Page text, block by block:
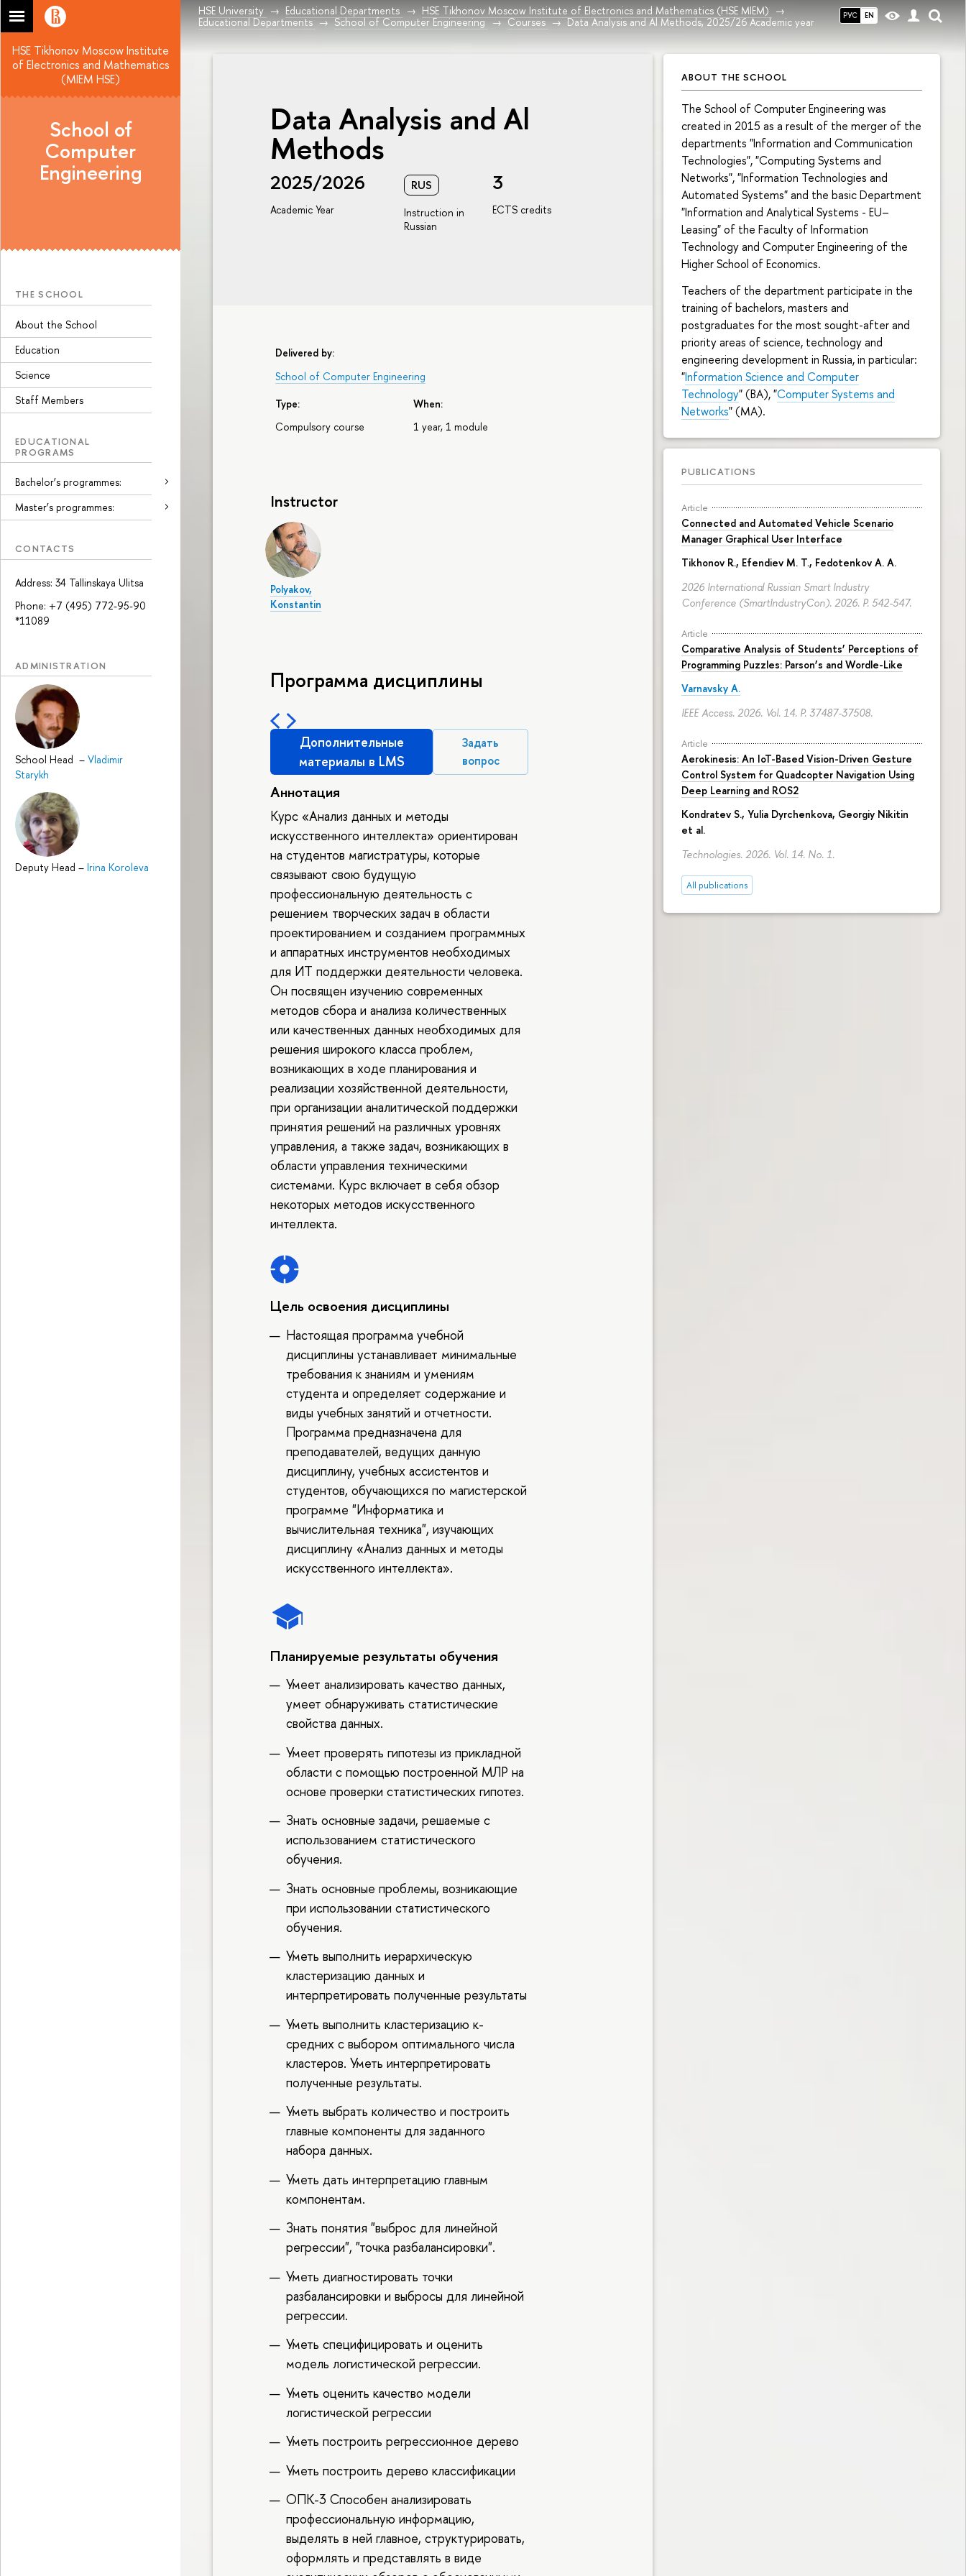
РУС EN
HSE University Educational Departments
HSE Tikhonov Moscow Institute of Electronics and Mathematics (HSE MIEM)
Educational Departments
School of Computer Engineering Courses Data Analysis and Al Methods, 2025/26 Academic year
HSE Tikhonov Moscow Institute
of Electronics and Mathematics
(MIEM HSE)
School of
Computer
Engineering
THE SCHOOL
About the School
Education
Science
Staff Members
EDUCATIONAL
PROGRAMS
Bachelor’s programmes:
Master’s programmes:
CONTACTS
Address: 34 Tallinskaya Ulitsa
Phone: +7 (495) 772-95-90
*11089
ADMINISTRATION
School Head – Vladimir
Starykh
Deputy Head – Irina Koroleva
ABOUT THE SCHOOL
The School of Computer Engineering was
created in 2015 as a result of the merger of the
departments "Information and Communication
Technologies", "Computing Systems and
Networks", "Information Technologies and
Automated Systems" and the basic Department
"Information and Analytical Systems - EU–
Leasing" of the Faculty of Information
Technology and Computer Engineering of the
Higher School of Economics.
Teachers of the department participate in the
training of bachelors, masters and
postgraduates for the most sought-after and
priority areas of science, technology and
engineering development in Russia, in particular:
"Information Science and Computer
Technology" (BA), "Computer Systems and
Networks" (MA).
PUBLICATIONS
Article
Connected and Automated Vehicle Scenario
Manager Graphical User Interface
Tikhonov R., Efendiev M. T., Fedotenkov A. A.
2026 International Russian Smart Industry
Conference (SmartIndustryCon). 2026. P. 542-547.
Article
Comparative Analysis of Students’ Perceptions of
Programming Puzzles: Parson’s and Wordle-Like
Varnavsky A.
IEEE Access. 2026. Vol. 14. P. 37487-37508.
Article
Aerokinesis: An IoT-Based Vision-Driven Gesture
Control System for Quadcopter Navigation Using
Deep Learning and ROS2
Kondratev S., Yulia Dyrchenkova, Georgiy Nikitin
et al.
Technologies. 2026. Vol. 14. No. 1.
All publications
Data Analysis and Al
Methods
2025/2026
Academic Year
RUS
Instruction in
Russian
3
ECTS credits
Delivered by:
School of Computer Engineering
Type:
Compulsory course
When:
1 year, 1 module
Instructor
Polyakov,
Konstantin
Программа дисциплины
Дополнительные
материалы в LMS
Задать
вопрос
Аннотация
Курс «Анализ данных и методы
искусственного интеллекта» ориентирован
на студентов магистратуры, которые
связывают свою будущую
профессиональную деятельность с
решением творческих задач в области
проектированием и созданием программных
и аппаратных инструментов необходимых
для ИТ поддержки деятельности человека.
Он посвящен изучению современных
методов сбора и анализа количественных
или качественных данных необходимых для
решения широкого класса проблем,
возникающих в ходе планирования и
реализации хозяйственной деятельности,
при организации аналитической поддержки
принятия решений на различных уровнях
управления, а также задач, возникающих в
области управления техническими
системами. Курс включает в себя обзор
некоторых методов искусственного
интеллекта.
Цель освоения дисциплины
Настоящая программа учебной
дисциплины устанавливает минимальные
требования к знаниям и умениям
студента и определяет содержание и
виды учебных занятий и отчетности.
Программа предназначена для
преподавателей, ведущих данную
дисциплину, учебных ассистентов и
студентов, обучающихся по магистерской
программе "Информатика и
вычислительная техника", изучающих
дисциплину «Анализ данных и методы
искусственного интеллекта».
Планируемые результаты обучения
Умеет анализировать качество данных,
умеет обнаруживать статистические
свойства данных.
Умеет проверять гипотезы из прикладной
области с помощью построенной МЛР на
основе проверки статистических гипотез.
Знать основные задачи, решаемые с
использованием статистического
обучения.
Знать основные проблемы, возникающие
при использовании статистического
обучения.
Уметь выполнить иерархическую
кластеризацию данных и
интерпретировать полученные результаты
Уметь выполнить кластеризацию к-
средних с выбором оптимального числа
кластеров. Уметь интерпретировать
полученные результаты.
Уметь выбрать количество и построить
главные компоненты для заданного
набора данных.
Уметь дать интерпретацию главным
компонентам.
Знать понятия "выброс для линейной
регрессии", "точка разбалансировки".
Уметь диагностировать точки
разбалансировки и выбросы для линейной
регрессии.
Уметь специфицировать и оценить
модель логистической регрессии.
Уметь оценить качество модели
логистической регрессии
Уметь построить регрессионное дерево
Уметь построить дерево классификации
ОПК-3 Способен анализировать
профессиональную информацию,
выделять в ней главное, структурировать,
оформлять и представлять в виде